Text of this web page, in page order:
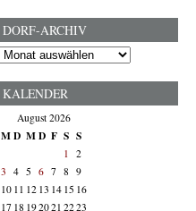
DORF-ARCHIV
Dorf-
KALENDER
August 2026
MD MD F S S
1 2
3 4 5 6 7 8 9
10 11 12 13 14 15 16
17 18 192021 2223